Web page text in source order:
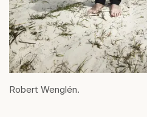
Robert Wenglén.